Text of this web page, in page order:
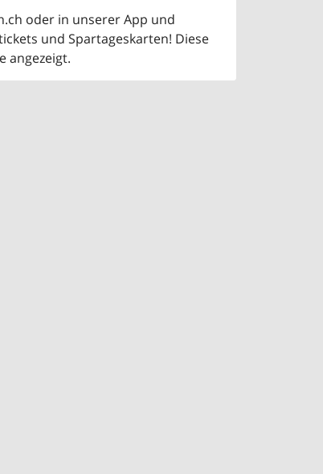
oder in unserer App und
und Spartageskarten! Diese
angezeigt.